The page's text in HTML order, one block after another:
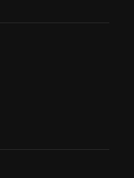
ン寺院 , ジャカ
ジャカルタ , ボ